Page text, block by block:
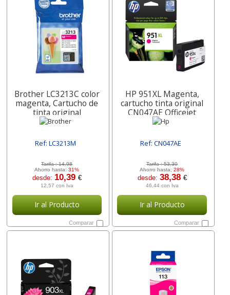
Brother LC3213C color
magenta, Cartucho de
tinta original
Ref: LC3213M
Tarifa :14,98
Ahorro hasta:31%
desde: 10,39 €
12,57 con Iva
Ir al Producto
Comparar
HP 951XL Magenta,
cartucho tinta original
CN047AE Officejet
Ref: CN047AE
Tarifa :53,30
Ahorro hasta:28%
desde: 38,38 €
46,44 con Iva
Ir al Producto
Comparar